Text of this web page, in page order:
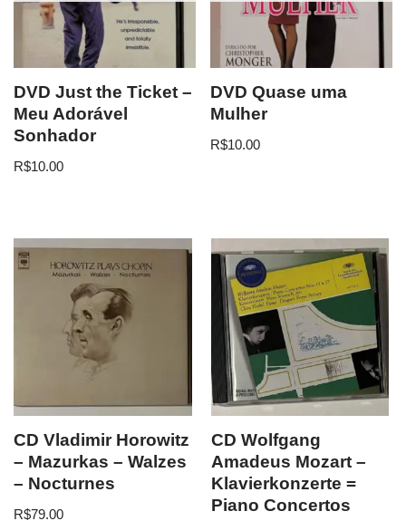
DVD Just the Ticket –
Meu Adorável
Sonhador
R$10.00
DVD Quase uma
Mulher
R$10.00
CD Vladimir Horowitz
– Mazurkas – Walzes
– Nocturnes
R$79.00
CD Wolfgang
Amadeus Mozart –
Klavierkonzerte =
Piano Concertos